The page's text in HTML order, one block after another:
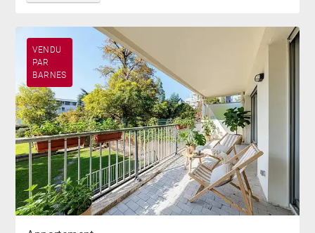
VENDU
PAR
BARNES